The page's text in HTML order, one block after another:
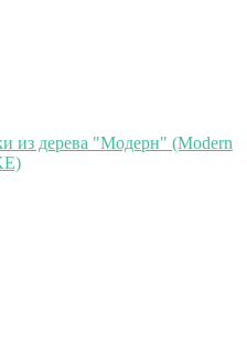
из дерева "Модерн" (Modern